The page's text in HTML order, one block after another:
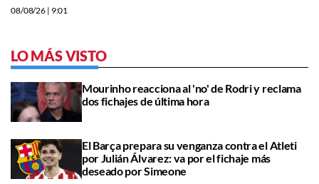
08/08/26 | 9:01
LO MÁS VISTO
Mourinho reacciona al 'no' de Rodri y reclama
dos fichajes de última hora
El Barça prepara su venganza contra el Atleti
por Julián Álvarez: va por el fichaje más
deseado por Simeone